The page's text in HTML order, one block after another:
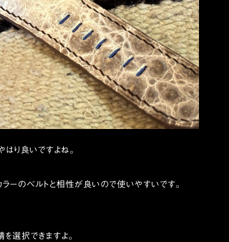
り良いですよね。
ーのベルトと相性が良いので使いやすいです。
選択できますよ。